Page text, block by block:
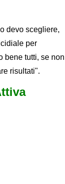
devo scegliere,
per
bene tutti, se non
risultati".